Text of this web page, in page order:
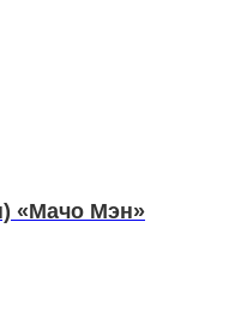
«Мачо Мэн»